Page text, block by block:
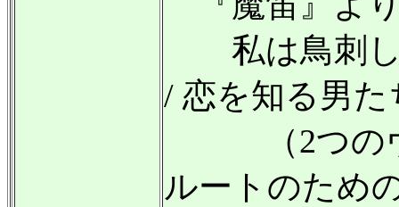
私は鳥刺し
/ 恋を知る男た
（2つのヴ
ルートのため